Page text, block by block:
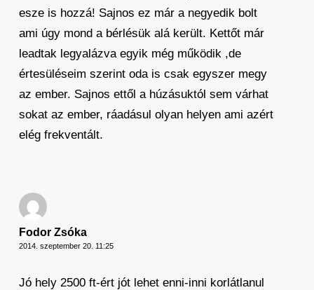
esze is hozzá! Sajnos ez már a negyedik bolt
ami úgy mond a bérlésük alá került. Kettőt már
leadtak legyalázva egyik még működik ,de
értesüléseim szerint oda is csak egyszer megy
az ember. Sajnos ettől a húzásuktól sem várhat
sokat az ember, ráadásul olyan helyen ami azért
elég frekventált.
Fodor Zsóka
2014. szeptember 20. 11:25
Jó hely 2500 ft-ért jót lehet enni-inni korlátlanul